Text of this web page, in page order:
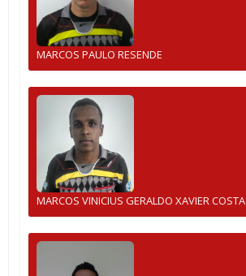
MARCOS PAULO RESENDE
MARCOS VINICIUS GERALDO XAVIER COSTA